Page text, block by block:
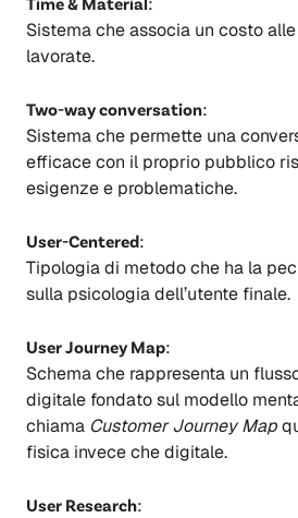
Sistema che associa un costo
lavorate.
Two-way conversation:
Sistema che permette una
efficace con il proprio pubblico
esigenze e problematiche.
User-Centered:
Tipologia di metodo che ha la
sulla psicologia dell’utente finale.
User Journey Map:
Schema che rappresenta un
digitale fondato sul modello
chiama Customer Journey Map
fisica invece che digitale.
User Research: